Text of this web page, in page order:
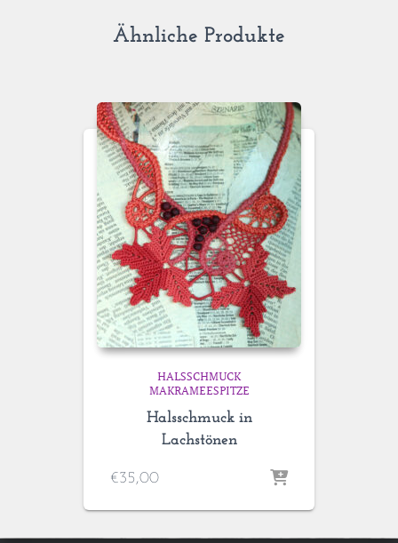
Ähnliche Produkte
HALSSCHMUCK
MAKRAMEESPITZE
Halsschmuck in
Lachstönen
€35,00